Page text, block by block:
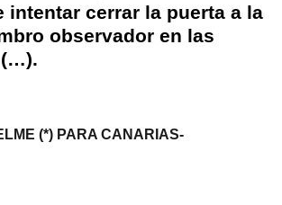
intentar cerrar la puerta a la
observador en las
(…).
(*) PARA CANARIAS-